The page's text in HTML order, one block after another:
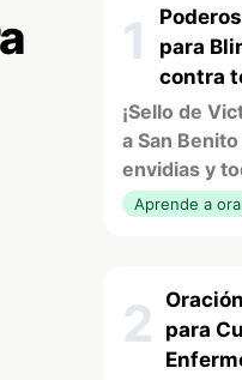
1
para
contra
¡Sello de
a San
envidias y
Aprende a
2
para